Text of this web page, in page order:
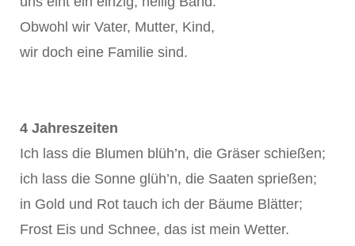
Obwohl wir Vater, Mutter, Kind,
wir doch eine Familie sind.
4 Jahreszeiten
Ich lass die Blumen blüh’n, die Gräser schießen;
ich lass die Sonne glüh’n, die Saaten sprießen;
in Gold und Rot tauch ich der Bäume Blätter;
Frost Eis und Schnee, das ist mein Wetter.